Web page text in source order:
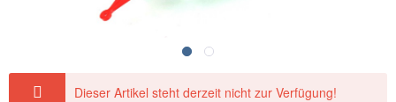
Dieser Artikel steht derzeit nicht zur Verfügung!